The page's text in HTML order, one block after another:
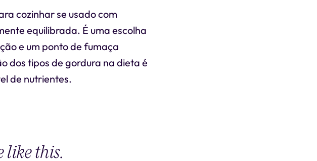
cozinhar se usado com
equilibrada. É uma escolha
e um ponto de fumaça
dos tipos de gordura na dieta é
de nutrientes.
like this.